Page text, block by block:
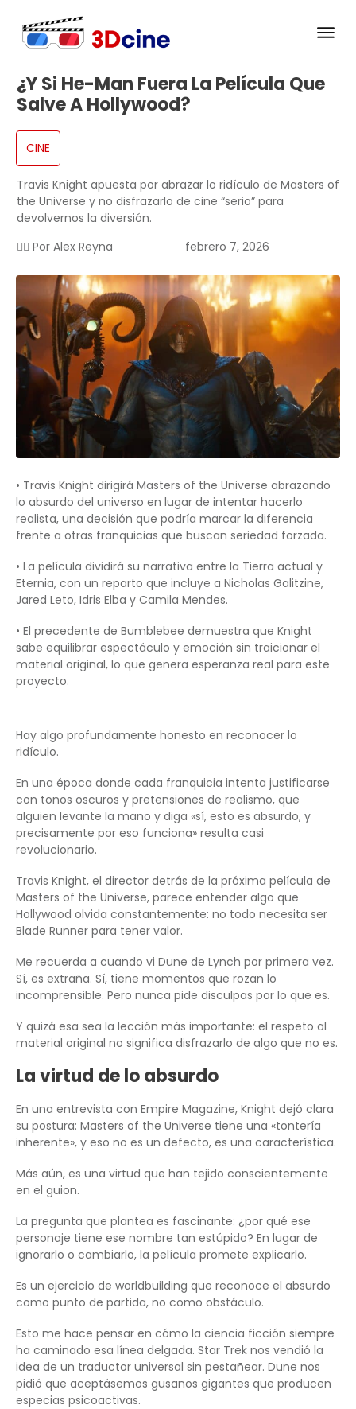
¿Y Si He-Man Fuera La Película Que
Salve A Hollywood?
CINE
Travis Knight apuesta por abrazar lo ridículo de Masters of
the Universe y no disfrazarlo de cine “serio” para
devolvernos la diversión.
✍🏻 Por Alex Reyna febrero 7, 2026
• Travis Knight dirigirá Masters of the Universe abrazando
lo absurdo del universo en lugar de intentar hacerlo
realista, una decisión que podría marcar la diferencia
frente a otras franquicias que buscan seriedad forzada.
• La película dividirá su narrativa entre la Tierra actual y
Eternia, con un reparto que incluye a Nicholas Galitzine,
Jared Leto, Idris Elba y Camila Mendes.
• El precedente de Bumblebee demuestra que Knight
sabe equilibrar espectáculo y emoción sin traicionar el
material original, lo que genera esperanza real para este
proyecto.
Hay algo profundamente honesto en reconocer lo
ridículo.
En una época donde cada franquicia intenta justificarse
con tonos oscuros y pretensiones de realismo, que
alguien levante la mano y diga «sí, esto es absurdo, y
precisamente por eso funciona» resulta casi
revolucionario.
Travis Knight, el director detrás de la próxima película de
Masters of the Universe, parece entender algo que
Hollywood olvida constantemente: no todo necesita ser
Blade Runner para tener valor.
Me recuerda a cuando vi Dune de Lynch por primera vez.
Sí, es extraña. Sí, tiene momentos que rozan lo
incomprensible. Pero nunca pide disculpas por lo que es.
Y quizá esa sea la lección más importante: el respeto al
material original no significa disfrazarlo de algo que no es.
La virtud de lo absurdo
En una entrevista con Empire Magazine, Knight dejó clara
su postura: Masters of the Universe tiene una «tontería
inherente», y eso no es un defecto, es una característica.
Más aún, es una virtud que han tejido conscientemente
en el guion.
La pregunta que plantea es fascinante: ¿por qué ese
personaje tiene ese nombre tan estúpido? En lugar de
ignorarlo o cambiarlo, la película promete explicarlo.
Es un ejercicio de worldbuilding que reconoce el absurdo
como punto de partida, no como obstáculo.
Esto me hace pensar en cómo la ciencia ficción siempre
ha caminado esa línea delgada. Star Trek nos vendió la
idea de un traductor universal sin pestañear. Dune nos
pidió que aceptásemos gusanos gigantes que producen
especias psicoactivas.